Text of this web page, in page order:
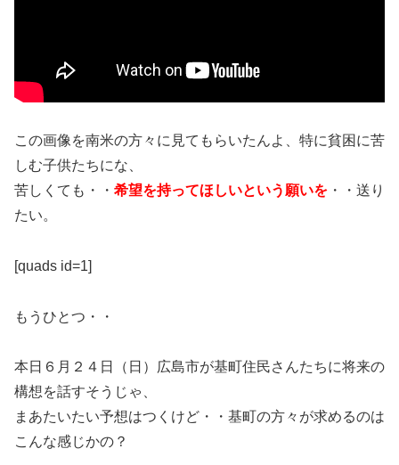
この画像を南米の方々に見てもらいたんよ、特に貧困に苦
しむ子供たちにな、
苦しくても・・ 希望を持ってほしいという願いを ・・送り
たい。
[quads id=1]
もうひとつ・・
本日６月２４日（日）広島市が基町住民さんたちに将来の
構想を話すそうじゃ、
まあたいたい予想はつくけど・・基町の方々が求めるのは
こんな感じかの？